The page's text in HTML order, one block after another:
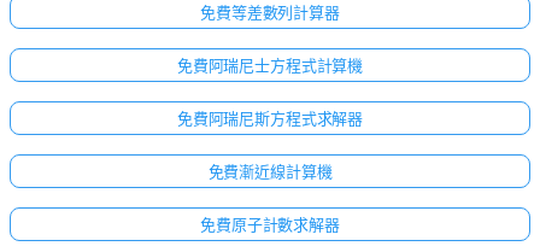
免費等差數列計算器
免費阿瑞尼士方程式計算機
免費阿瑞尼斯方程式求解器
免費漸近線計算機
免費原子計數求解器